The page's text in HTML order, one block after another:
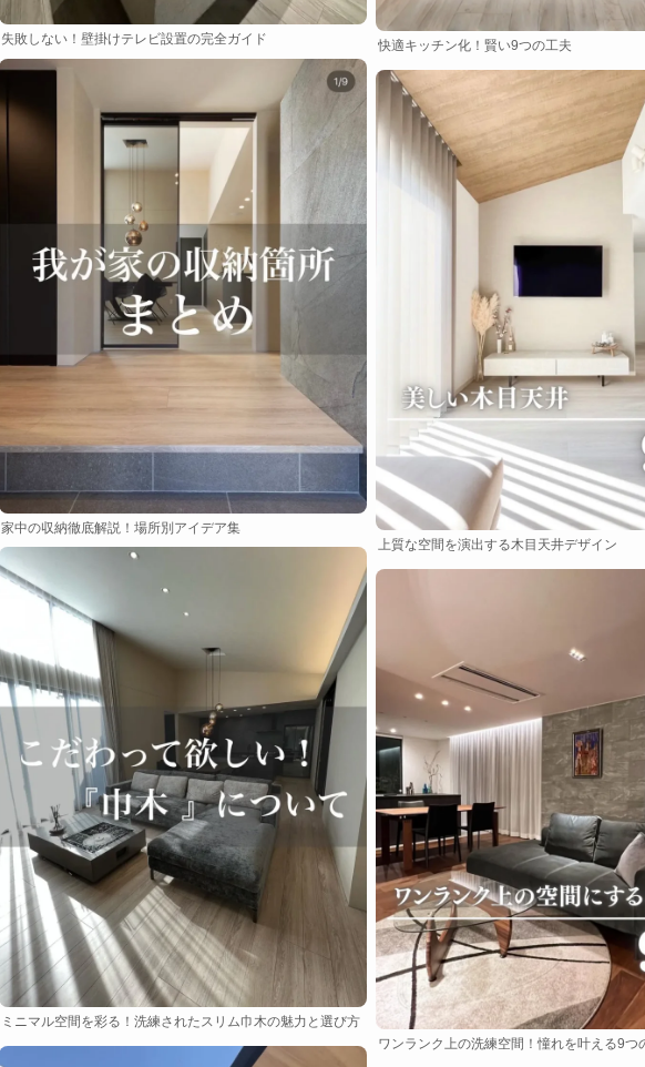
失敗しない！壁掛けテレビ設置の完全ガイド 快適キッチン化！賢い9つの工夫
家中の収納徹底解説！場所別アイデア集
上質な空間を演出する木目天井デザイン
ミニマル空間を彩る！洗練されたスリム巾木の魅力と選び方
ワンランク上の洗練空間！憧れを叶える9つ